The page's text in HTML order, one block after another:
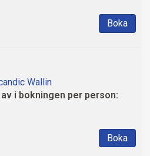
Boka
Wallin
i bokningen per person:
Boka